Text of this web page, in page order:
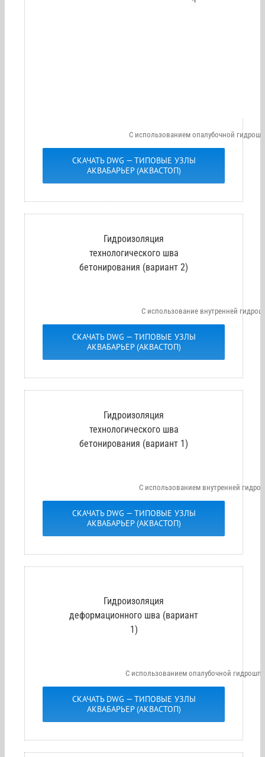
С использованием опалубочной
СКАЧАТЬ DWG — ТИПОВЫЕ УЗЛЫ
АКВАБАРЬЕР (АКВАСТОП)
Гидроизоляция
технологического шва
бетонирования (вариант 2)
С использование внутренней
СКАЧАТЬ DWG — ТИПОВЫЕ УЗЛЫ
АКВАБАРЬЕР (АКВАСТОП)
Гидроизоляция
технологического шва
бетонирования (вариант 1)
С использованием внутренней
СКАЧАТЬ DWG — ТИПОВЫЕ УЗЛЫ
АКВАБАРЬЕР (АКВАСТОП)
Гидроизоляция
деформационного шва (вариант
1)
С использованием опалубочной
СКАЧАТЬ DWG — ТИПОВЫЕ УЗЛЫ
АКВАБАРЬЕР (АКВАСТОП)